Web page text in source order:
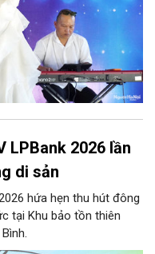
LPBank 2026 lần
di sản
hứa hẹn thu hút đông
tại Khu bảo tồn thiên